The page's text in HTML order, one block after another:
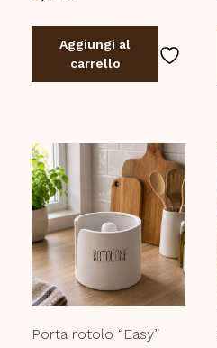
Aggiungi al
carrello
Porta rotolo “Easy”